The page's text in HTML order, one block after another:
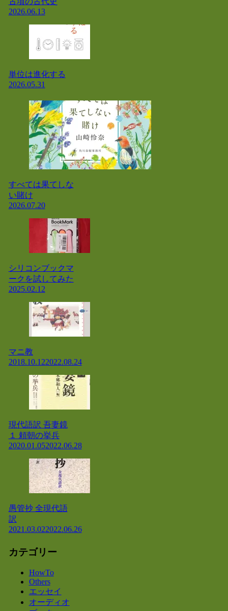
2026.06.13
単位は進化する
2026.05.31
すべては果てしな
い賭け
2026.07.20
シリコンブックマ
ークを試してみた
2025.02.12
マニ教
2018.10.122022.08.24
現代語訳 吾妻鏡
１ 頼朝の挙兵
2020.01.052022.06.28
愚管抄 全現代語
訳
2021.03.022022.06.26
カテゴリー
HowTo
Others
エッセイ
オーディオ